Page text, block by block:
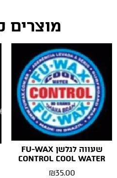
מוצרים
שעווה לגלשן FU-WAX
CONTROL COOL WATER
₪35.00